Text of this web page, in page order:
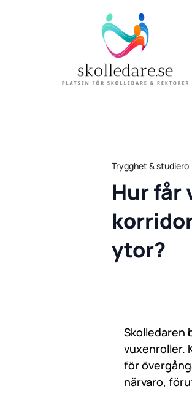
Trygghet & studiero
Hur får
ytor?
Skolledaren
vuxenroller.
för
närvaro,